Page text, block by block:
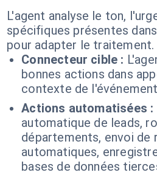
L'agent analyse le ton,
spécifiques présentes
pour adapter le traitement.
Connecteur cible :
bonnes actions dans
contexte de
Actions automatisées :
automatique de leads,
départements, envoi de
automatiques,
bases de données